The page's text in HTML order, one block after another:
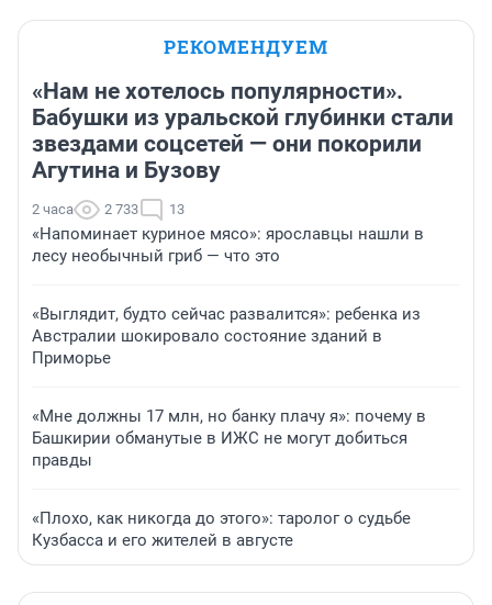
РЕКОМЕНДУЕМ
«Нам не хотелось популярности».
Бабушки из уральской глубинки стали
звездами соцсетей — они покорили
Агутина и Бузову
2 часа 2 733 13
«Напоминает куриное мясо»: ярославцы нашли в
лесу необычный гриб — что это
«Выглядит, будто сейчас развалится»: ребенка из
Австралии шокировало состояние зданий в
Приморье
«Мне должны 17 млн, но банку плачу я»: почему в
Башкирии обманутые в ИЖС не могут добиться
правды
«Плохо, как никогда до этого»: таролог о судьбе
Кузбасса и его жителей в августе